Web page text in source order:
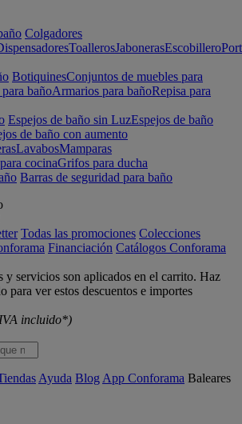
Colgadores
ToallerosJabonerasEscobillero
BotiquinesConjuntos de muebles para
bañoArmarios para bañoRepisa para
Espejos de baño sin LuzEspejos de baño
de baño con aumento
LavabosMamparas
cocinaGrifos para ducha
Barras de seguridad para baño
Todas las promociones Colecciones
Financiación Catálogos Conforama
y servicios son aplicados en el carrito. Haz
para ver estos descuentos e importes
incluido*)
Ayuda Blog App Conforama Baleares